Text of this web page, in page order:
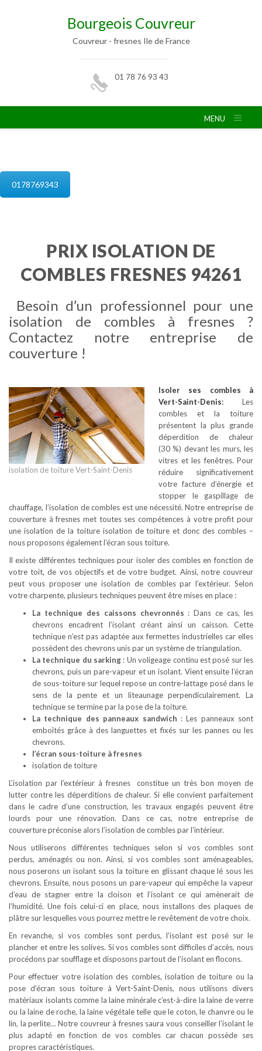
Bourgeois Couvreur
Couvreur - fresnes Ile de France
01 78 76 93 43
MENU
0178769343
PRIX ISOLATION DE
COMBLES FRESNES 94261
Besoin d’un professionnel pour une
isolation de combles à fresnes ?
Contactez notre entreprise de
couverture !
isolation de toiture Vert-Saint-Denis
Isoler ses combles à
Vert-Saint-Denis: Les
combles et la toiture
présentent la plus grande
déperdition de chaleur
(30 %) devant les murs, les
vitres et les fenêtres. Pour
réduire significativement
votre facture d’énergie et
stopper le gaspillage de
chauffage, l’isolation de combles est une nécessité. Notre entreprise de
couverture à fresnes met toutes ses compétences à votre profit pour
une isolation de la toiture isolation de toiture et donc des combles –
nous proposons également l’écran sous toiture.
Il existe différentes techniques pour isoler des combles en fonction de
votre toit, de vos objectifs et de votre budget. Ainsi, notre couvreur
peut vous proposer une isolation de combles par l’extérieur. Selon
votre charpente, plusieurs techniques peuvent être mises en place :
La technique des caissons chevronnés : Dans ce cas, les
chevrons encadrent l’isolant créant ainsi un caisson. Cette
technique n’est pas adaptée aux fermettes industrielles car elles
possèdent des chevrons unis par un système de triangulation.
La technique du sarking : Un voligeage continu est posé sur les
chevrons, puis un pare-vapeur et un isolant. Vient ensuite l’écran
de sous-toiture sur lequel repose un contre-lattage posé dans le
sens de la pente et un liteaunage perpendiculairement. La
technique se termine par la pose de la toiture.
La technique des panneaux sandwich : Les panneaux sont
emboîtés grâce à des languettes et fixés sur les pannes ou les
chevrons.
l’écran sous-toiture à fresnes
isolation de toiture
L’isolation par l’extérieur à fresnes constitue un très bon moyen de
lutter contre les déperditions de chaleur. Si elle convient parfaitement
dans le cadre d’une construction, les travaux engagés peuvent être
lourds pour une rénovation. Dans ce cas, notre entreprise de
couverture préconise alors l’isolation de combles par l’intérieur.
Nous utiliserons différentes techniques selon si vos combles sont
perdus, aménagés ou non. Ainsi, si vos combles sont aménageables,
nous poserons un isolant sous la toiture en glissant chaque lé sous les
chevrons. Ensuite, nous posons un pare-vapeur qui empêche la vapeur
d’eau de stagner entre la cloison et l’isolant ce qui amènerait de
l’humidité. Une fois celui-ci en place, nous installons des plaques de
plâtre sur lesquelles vous pourrez mettre le revêtement de votre choix.
En revanche, si vos combles sont perdus, l’isolant est posé sur le
plancher et entre les solives. Si vos combles sont difficiles d’accès, nous
procédons par soufflage et disposons partout de l’isolant en flocons.
Pour effectuer votre isolation des combles, isolation de toiture ou la
pose d’écran sous toiture à Vert-Saint-Denis, nous utilisons divers
matériaux isolants comme la laine minérale c’est-à-dire la laine de verre
ou la laine de roche, la laine végétale telle que le coton, le chanvre ou le
lin, la perlite… Notre couvreur à fresnes saura vous conseiller l’isolant le
plus adapté en fonction de vos combles car chacun possède ses
propres caractéristiques.